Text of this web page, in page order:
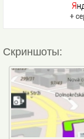
Скриншоты: